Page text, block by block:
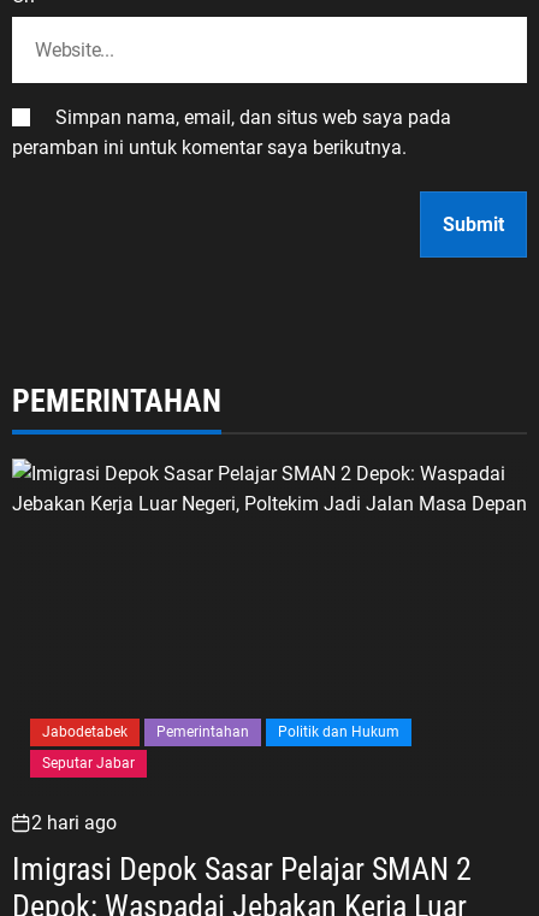
Simpan nama, email, dan situs web saya pada
peramban ini untuk komentar saya berikutnya.
PEMERINTAHAN
Jabodetabek Pemerintahan
Politik dan Hukum
Seputar Jabar
2 hari ago
Imigrasi Depok Sasar Pelajar SMAN 2
Depok: Waspadai Jebakan Kerja Luar